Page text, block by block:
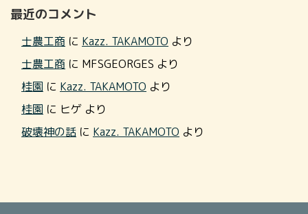
最近のコメント
士農工商 に Kazz. TAKAMOTO より
士農工商 に MFSGEORGES より
桂園 に Kazz. TAKAMOTO より
桂園 に ヒゲ より
破壊神の話 に Kazz. TAKAMOTO より